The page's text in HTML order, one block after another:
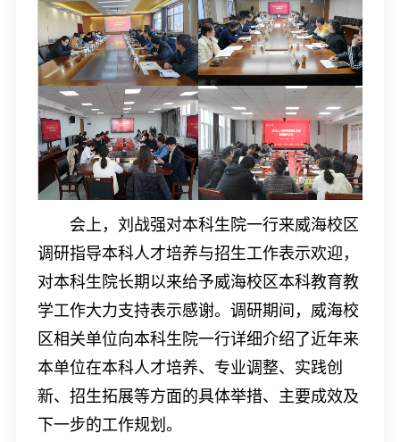
会上，刘战强对本科生院一行来威海校区
调研指导本科人才培养与招生工作表示欢迎，
对本科生院长期以来给予威海校区本科教育教
学工作大力支持表示感谢。调研期间，威海校
区相关单位向本科生院一行详细介绍了近年来
本单位在本科人才培养、专业调整、实践创
新、招生拓展等方面的具体举措、主要成效及
下一步的工作规划。